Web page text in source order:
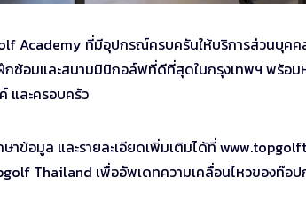
Academy ที่มีอุปกรณ์ครบครันให้บริการส่วนบุค
กซ้อมและสนามมินิกอล์ฟที่ดีที่สุดในกรุงเทพฯ พร้
และครอบครัว
ษาข้อมูล และรายละเอียดเพิ่มเติมได้ที่
Thailand เพื่ออัพเดทความเคลื่อนไหวของท๊อ